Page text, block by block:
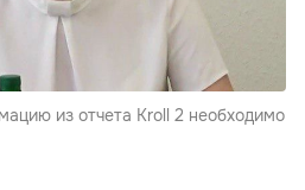
из отчета Kroll 2 необходимо